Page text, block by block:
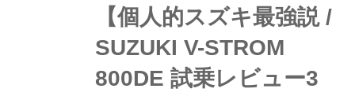
【個人的スズキ最強説 /
SUZUKI V-STROM
800DE 試乗レビュー3